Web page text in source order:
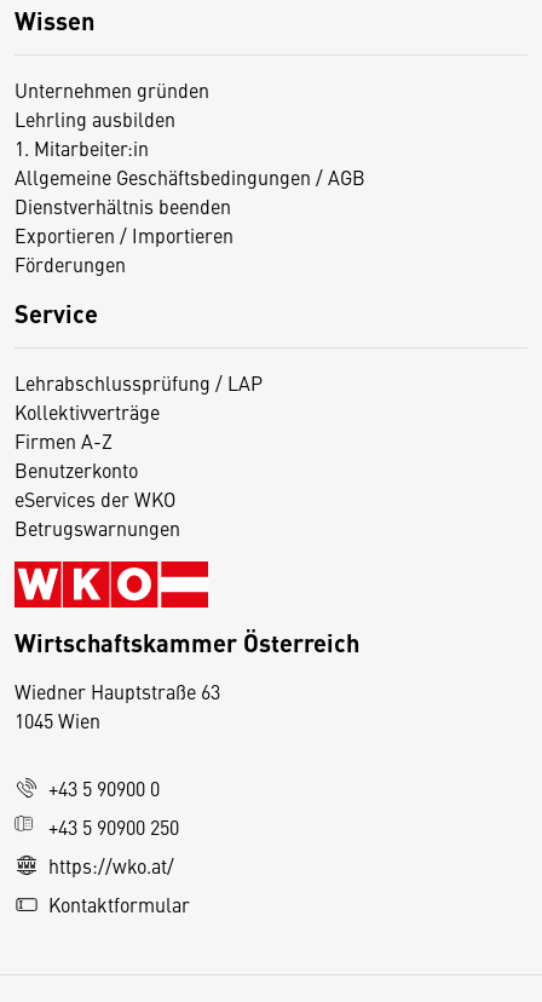
Wissen
Unternehmen gründen
Lehrling ausbilden
1. Mitarbeiter:in
Allgemeine Geschäftsbedingungen / AGB
Dienstverhältnis beenden
Exportieren / Importieren
Förderungen
Service
Lehrabschlussprüfung / LAP
Kollektivverträge
Firmen A-Z
Benutzerkonto
eServices der WKO
Betrugswarnungen
Wirtschaftskammer Österreich
Wiedner Hauptstraße 63
1045 Wien
+43 5 90900 0
+43 5 90900 250
https://wko.at/
Kontaktformular
D
s
e
S
e